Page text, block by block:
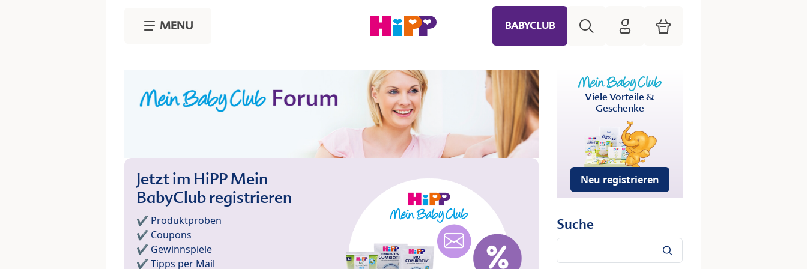
MENU BABYCLUB HiPP Mein Babyclub
Warenkorb
Jetzt im HiPP Mein
BabyClub registrieren
✔️ Produktproben
✔️ Coupons
✔️ Gewinnspiele
✔️ Tipps per Mail
Viele Vorteile &
Geschenke
Neu registrieren
Suche